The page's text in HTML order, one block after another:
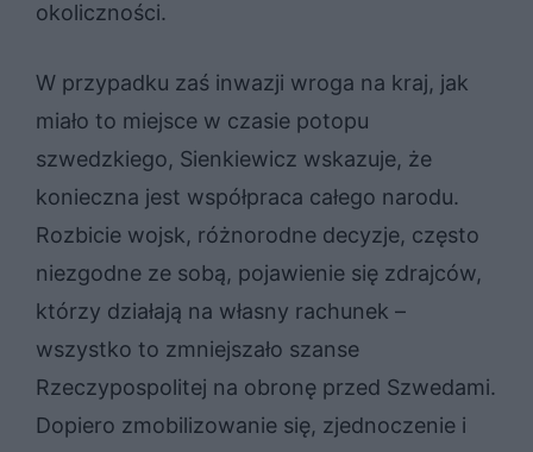
okoliczności.
W przypadku zaś inwazji wroga na kraj, jak
miało to miejsce w czasie potopu
szwedzkiego, Sienkiewicz wskazuje, że
konieczna jest współpraca całego narodu.
Rozbicie wojsk, różnorodne decyzje, często
niezgodne ze sobą, pojawienie się zdrajców,
którzy działają na własny rachunek –
wszystko to zmniejszało szanse
Rzeczypospolitej na obronę przed Szwedami.
Dopiero zmobilizowanie się, zjednoczenie i